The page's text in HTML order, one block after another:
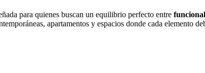
para quienes buscan un equilibrio perfecto entre
apartamentos y espacios donde cada elemento